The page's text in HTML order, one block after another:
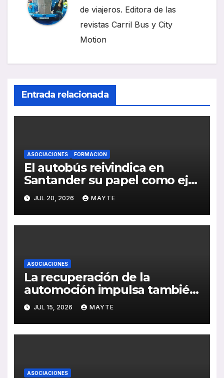
de viajeros. Editora de las
revistas Carril Bus y City
Motion
Entrada relacionada
ASOCIACIONES FORMACION
El autobús reivindica en
Santander su papel como eje
de la movilidad sostenible y la
cohesión territorial
JUL 20, 2026 MAYTE
ASOCIACIONES
La recuperación de la
automoción impulsa también
al sector del autocar: récord
de inversión y avance de la
electrificación en 2025
JUL 15, 2026 MAYTE
ASOCIACIONES